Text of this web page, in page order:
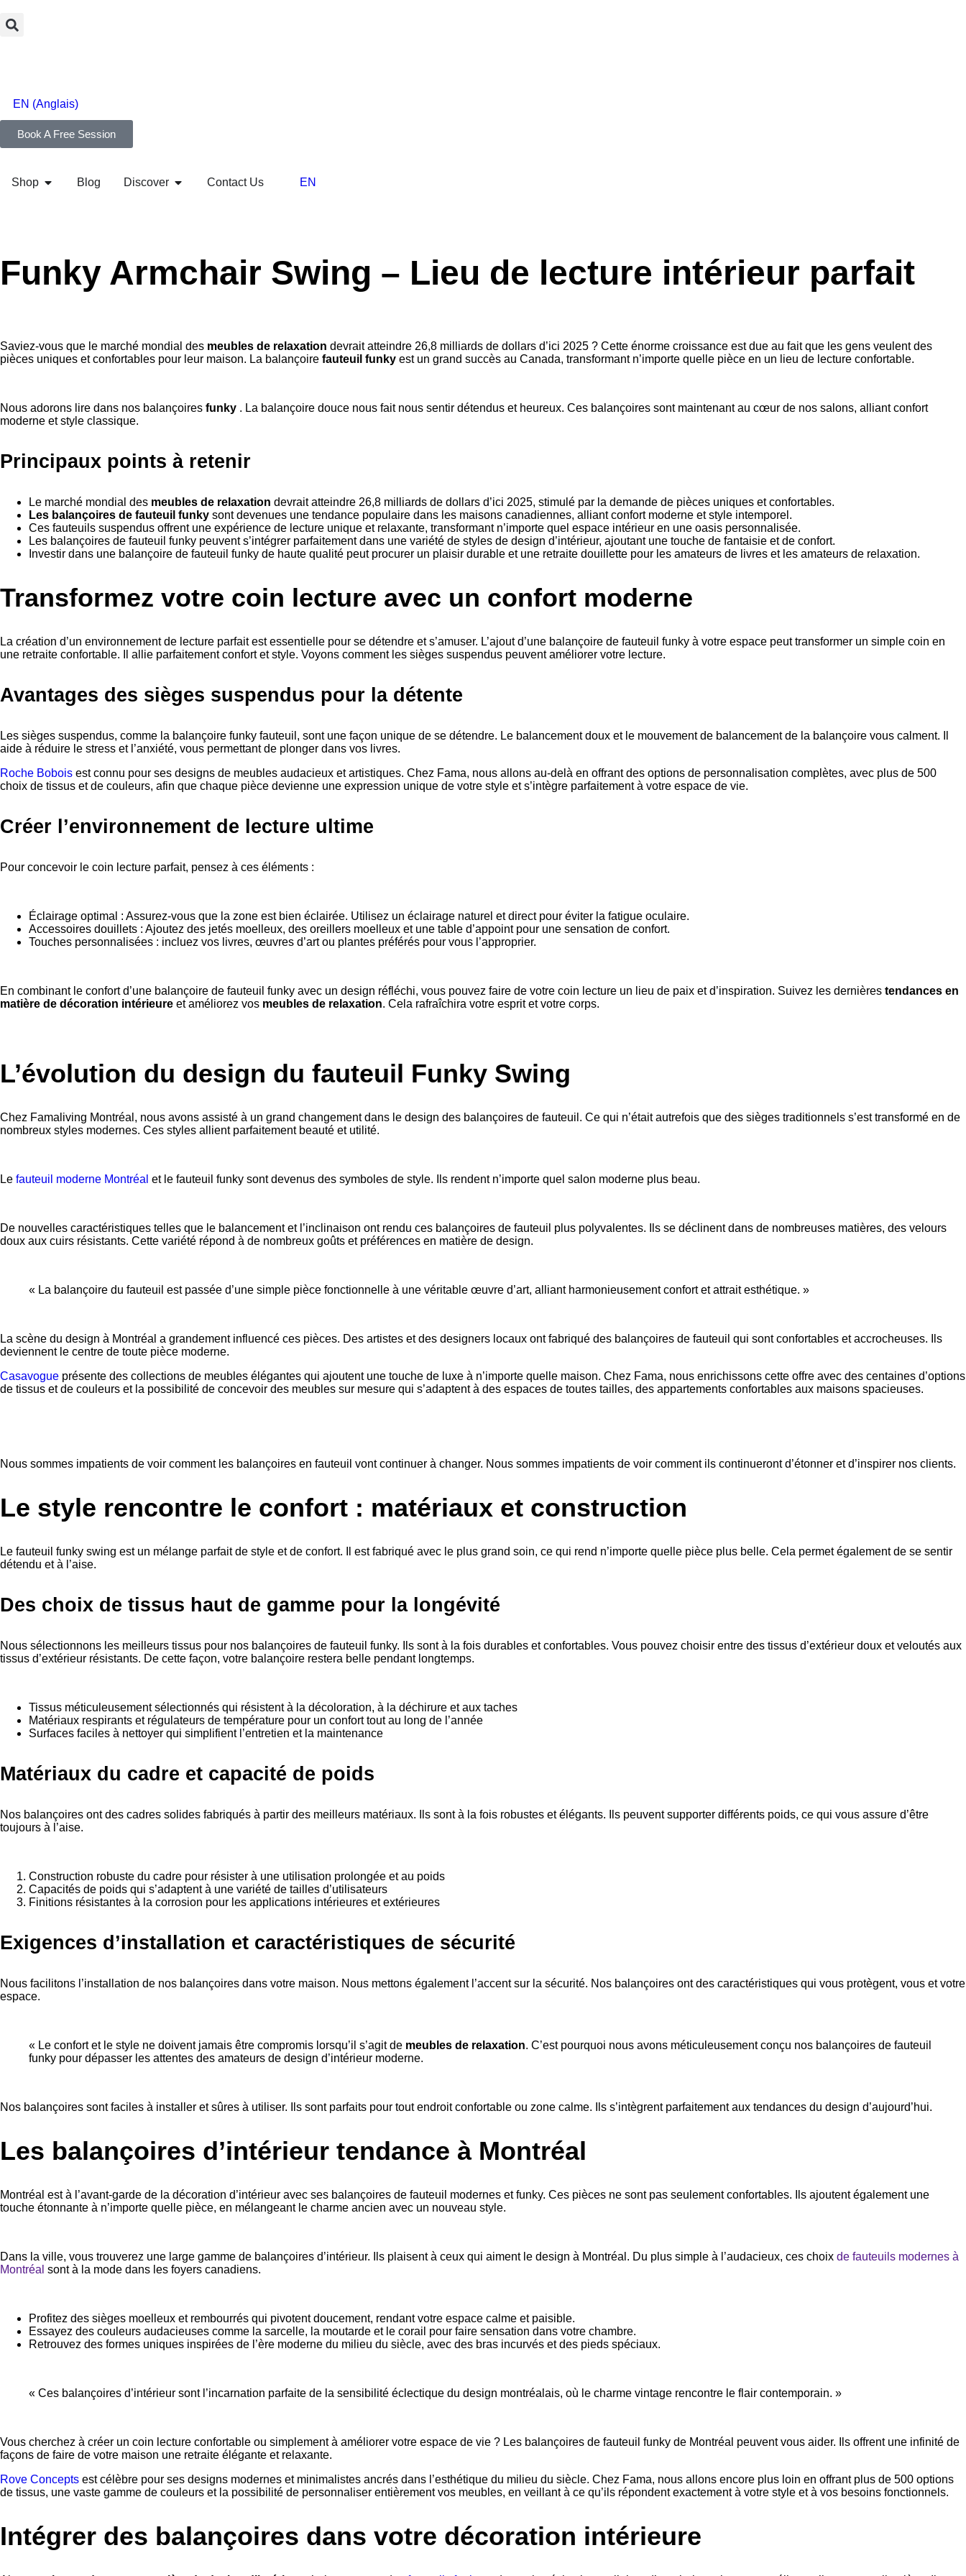
EN (Anglais)
Book A Free Session
Shop Blog Discover Contact Us EN
Funky Armchair Swing – Lieu de lecture intérieur parfait
Saviez-vous que le marché mondial des meubles de relaxation devrait atteindre 26,8 milliards de dollars d’ici 2025 ? Cette énorme croissance est due au fait que les gens veulent des
pièces uniques et confortables pour leur maison. La balançoire fauteuil funky est un grand succès au Canada, transformant n’importe quelle pièce en un lieu de lecture confortable.
Nous adorons lire dans nos balançoires funky . La balançoire douce nous fait nous sentir détendus et heureux. Ces balançoires sont maintenant au cœur de nos salons, alliant confort
moderne et style classique.
Principaux points à retenir
Le marché mondial des meubles de relaxation devrait atteindre 26,8 milliards de dollars d’ici 2025, stimulé par la demande de pièces uniques et confortables.
Les balançoires de fauteuil funky sont devenues une tendance populaire dans les maisons canadiennes, alliant confort moderne et style intemporel.
Ces fauteuils suspendus offrent une expérience de lecture unique et relaxante, transformant n’importe quel espace intérieur en une oasis personnalisée.
Les balançoires de fauteuil funky peuvent s’intégrer parfaitement dans une variété de styles de design d’intérieur, ajoutant une touche de fantaisie et de confort.
Investir dans une balançoire de fauteuil funky de haute qualité peut procurer un plaisir durable et une retraite douillette pour les amateurs de livres et les amateurs de relaxation.
Transformez votre coin lecture avec un confort moderne
La création d’un environnement de lecture parfait est essentielle pour se détendre et s’amuser. L’ajout d’une balançoire de fauteuil funky à votre espace peut transformer un simple coin en
une retraite confortable. Il allie parfaitement confort et style. Voyons comment les sièges suspendus peuvent améliorer votre lecture.
Avantages des sièges suspendus pour la détente
Les sièges suspendus, comme la balançoire funky fauteuil, sont une façon unique de se détendre. Le balancement doux et le mouvement de balancement de la balançoire vous calment. Il
aide à réduire le stress et l’anxiété, vous permettant de plonger dans vos livres.
Roche Bobois est connu pour ses designs de meubles audacieux et artistiques. Chez Fama, nous allons au-delà en offrant des options de personnalisation complètes, avec plus de 500
choix de tissus et de couleurs, afin que chaque pièce devienne une expression unique de votre style et s’intègre parfaitement à votre espace de vie.
Créer l’environnement de lecture ultime
Pour concevoir le coin lecture parfait, pensez à ces éléments :
Éclairage optimal : Assurez-vous que la zone est bien éclairée. Utilisez un éclairage naturel et direct pour éviter la fatigue oculaire.
Accessoires douillets : Ajoutez des jetés moelleux, des oreillers moelleux et une table d’appoint pour une sensation de confort.
Touches personnalisées : incluez vos livres, œuvres d’art ou plantes préférés pour vous l’approprier.
En combinant le confort d’une balançoire de fauteuil funky avec un design réfléchi, vous pouvez faire de votre coin lecture un lieu de paix et d’inspiration. Suivez les dernières tendances en
matière de décoration intérieure et améliorez vos meubles de relaxation. Cela rafraîchira votre esprit et votre corps.
L’évolution du design du fauteuil Funky Swing
Chez Famaliving Montréal, nous avons assisté à un grand changement dans le design des balançoires de fauteuil. Ce qui n’était autrefois que des sièges traditionnels s’est transformé en de
nombreux styles modernes. Ces styles allient parfaitement beauté et utilité.
Le fauteuil moderne Montréal et le fauteuil funky sont devenus des symboles de style. Ils rendent n’importe quel salon moderne plus beau.
De nouvelles caractéristiques telles que le balancement et l’inclinaison ont rendu ces balançoires de fauteuil plus polyvalentes. Ils se déclinent dans de nombreuses matières, des velours
doux aux cuirs résistants. Cette variété répond à de nombreux goûts et préférences en matière de design.
« La balançoire du fauteuil est passée d’une simple pièce fonctionnelle à une véritable œuvre d’art, alliant harmonieusement confort et attrait esthétique. »
La scène du design à Montréal a grandement influencé ces pièces. Des artistes et des designers locaux ont fabriqué des balançoires de fauteuil qui sont confortables et accrocheuses. Ils
deviennent le centre de toute pièce moderne.
Casavogue présente des collections de meubles élégantes qui ajoutent une touche de luxe à n’importe quelle maison. Chez Fama, nous enrichissons cette offre avec des centaines d’options
de tissus et de couleurs et la possibilité de concevoir des meubles sur mesure qui s’adaptent à des espaces de toutes tailles, des appartements confortables aux maisons spacieuses.
Nous sommes impatients de voir comment les balançoires en fauteuil vont continuer à changer. Nous sommes impatients de voir comment ils continueront d’étonner et d’inspirer nos clients.
Le style rencontre le confort : matériaux et construction
Le fauteuil funky swing est un mélange parfait de style et de confort. Il est fabriqué avec le plus grand soin, ce qui rend n’importe quelle pièce plus belle. Cela permet également de se sentir
détendu et à l’aise.
Des choix de tissus haut de gamme pour la longévité
Nous sélectionnons les meilleurs tissus pour nos balançoires de fauteuil funky. Ils sont à la fois durables et confortables. Vous pouvez choisir entre des tissus d’extérieur doux et veloutés aux
tissus d’extérieur résistants. De cette façon, votre balançoire restera belle pendant longtemps.
Tissus méticuleusement sélectionnés qui résistent à la décoloration, à la déchirure et aux taches
Matériaux respirants et régulateurs de température pour un confort tout au long de l’année
Surfaces faciles à nettoyer qui simplifient l’entretien et la maintenance
Matériaux du cadre et capacité de poids
Nos balançoires ont des cadres solides fabriqués à partir des meilleurs matériaux. Ils sont à la fois robustes et élégants. Ils peuvent supporter différents poids, ce qui vous assure d’être
toujours à l’aise.
Construction robuste du cadre pour résister à une utilisation prolongée et au poids
Capacités de poids qui s’adaptent à une variété de tailles d’utilisateurs
Finitions résistantes à la corrosion pour les applications intérieures et extérieures
Exigences d’installation et caractéristiques de sécurité
Nous facilitons l’installation de nos balançoires dans votre maison. Nous mettons également l’accent sur la sécurité. Nos balançoires ont des caractéristiques qui vous protègent, vous et votre
espace.
« Le confort et le style ne doivent jamais être compromis lorsqu’il s’agit de meubles de relaxation. C’est pourquoi nous avons méticuleusement conçu nos balançoires de fauteuil
funky pour dépasser les attentes des amateurs de design d’intérieur moderne.
Nos balançoires sont faciles à installer et sûres à utiliser. Ils sont parfaits pour tout endroit confortable ou zone calme. Ils s’intègrent parfaitement aux tendances du design d’aujourd’hui.
Les balançoires d’intérieur tendance à Montréal
Montréal est à l’avant-garde de la décoration d’intérieur avec ses balançoires de fauteuil modernes et funky. Ces pièces ne sont pas seulement confortables. Ils ajoutent également une
touche étonnante à n’importe quelle pièce, en mélangeant le charme ancien avec un nouveau style.
Dans la ville, vous trouverez une large gamme de balançoires d’intérieur. Ils plaisent à ceux qui aiment le design à Montréal. Du plus simple à l’audacieux, ces choix de fauteuils modernes à
Montréal sont à la mode dans les foyers canadiens.
Profitez des sièges moelleux et rembourrés qui pivotent doucement, rendant votre espace calme et paisible.
Essayez des couleurs audacieuses comme la sarcelle, la moutarde et le corail pour faire sensation dans votre chambre.
Retrouvez des formes uniques inspirées de l’ère moderne du milieu du siècle, avec des bras incurvés et des pieds spéciaux.
« Ces balançoires d’intérieur sont l’incarnation parfaite de la sensibilité éclectique du design montréalais, où le charme vintage rencontre le flair contemporain. »
Vous cherchez à créer un coin lecture confortable ou simplement à améliorer votre espace de vie ? Les balançoires de fauteuil funky de Montréal peuvent vous aider. Ils offrent une infinité de
façons de faire de votre maison une retraite élégante et relaxante.
Rove Concepts est célèbre pour ses designs modernes et minimalistes ancrés dans l’esthétique du milieu du siècle. Chez Fama, nous allons encore plus loin en offrant plus de 500 options
de tissus, une vaste gamme de couleurs et la possibilité de personnaliser entièrement vos meubles, en veillant à ce qu’ils répondent exactement à votre style et à vos besoins fonctionnels.
Intégrer des balançoires dans votre décoration intérieure